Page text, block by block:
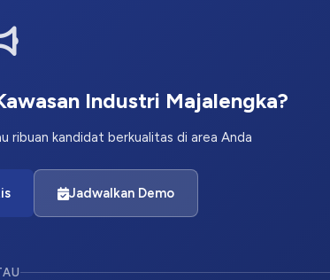
Industri Majalengka?
ribuan kandidat berkualitas di area Anda
Jadwalkan Demo